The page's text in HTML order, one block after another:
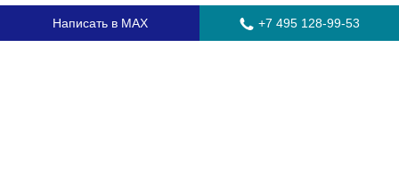
Главная
Написать в MAX +7 495 128-99-53